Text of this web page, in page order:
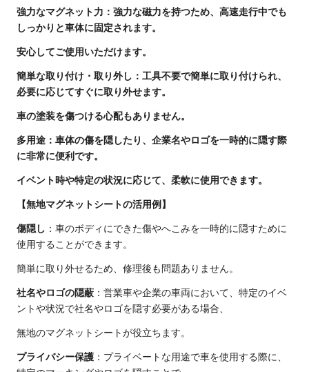
強力なマグネット力：強力な磁力を持つため、高速走行中でも
しっかりと車体に固定されます。
安心してご使用いただけます。
簡単な取り付け・取り外し：工具不要で簡単に取り付けられ、
必要に応じてすぐに取り外せます。
車の塗装を傷つける心配もありません。
多用途：車体の傷を隠したり、企業名やロゴを一時的に隠す際
に非常に便利です。
イベント時や特定の状況に応じて、柔軟に使用できます。
【無地マグネットシートの活用例】
傷隠し ：車のボディにできた傷やへこみを一時的に隠すために
使用することができます。
簡単に取り外せるため、修理後も問題ありません。
社名やロゴの隠蔽 ：営業車や企業の車両において、特定のイベ
ントや状況で社名やロゴを隠す必要がある場合、
無地のマグネットシートが役立ちます。
プライバシー保護 ：プライベートな用途で車を使用する際に、